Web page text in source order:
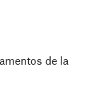
de la